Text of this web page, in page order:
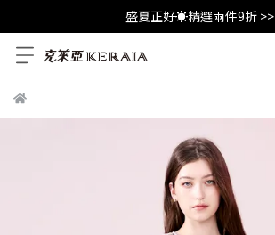
盛夏正好☀️精選兩件9折 >>